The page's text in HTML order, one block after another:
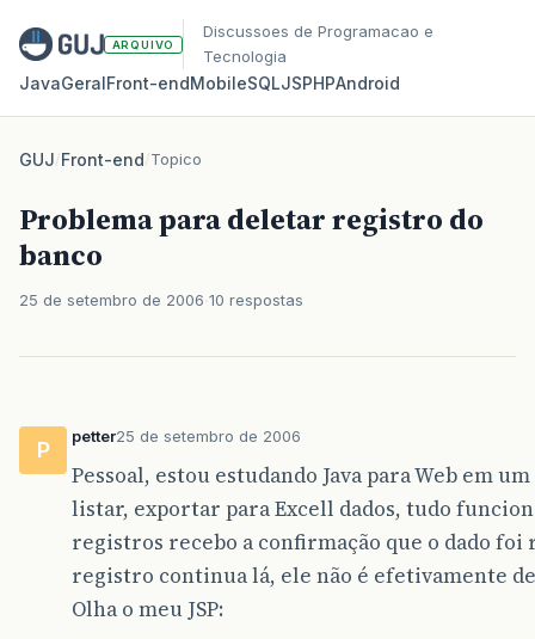
ARQUIVO
Discussoes de Programacao e
Tecnologia
JavaGeralFront‑endMobileSQLJSPHPAndroid
GUJ/Front-end/Topico
Problema para deletar registro do
banco
25 de setembro de 2006 10 respostas
P
petter25 de setembro de 2006
Pessoal, estou estudando Java para Web em
listar, exportar para Excell dados, tudo
registros recebo a confirmação que o dado
registro continua lá, ele não é efetivamente
Olha o meu JSP: